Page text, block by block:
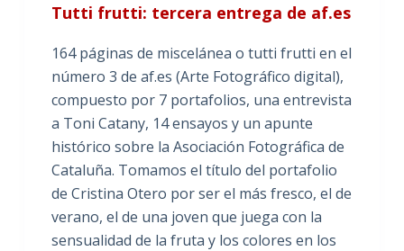
Tutti frutti: tercera entrega de af.es
164 páginas de miscelánea o tutti frutti en el
número 3 de af.es (Arte Fotográfico digital),
compuesto por 7 portafolios, una entrevista
a Toni Catany, 14 ensayos y un apunte
histórico sobre la Asociación Fotográfica de
Cataluña. Tomamos el título del portafolio
de Cristina Otero por ser el más fresco, el de
verano, el de una joven que juega con la
sensualidad de la fruta y los colores en los